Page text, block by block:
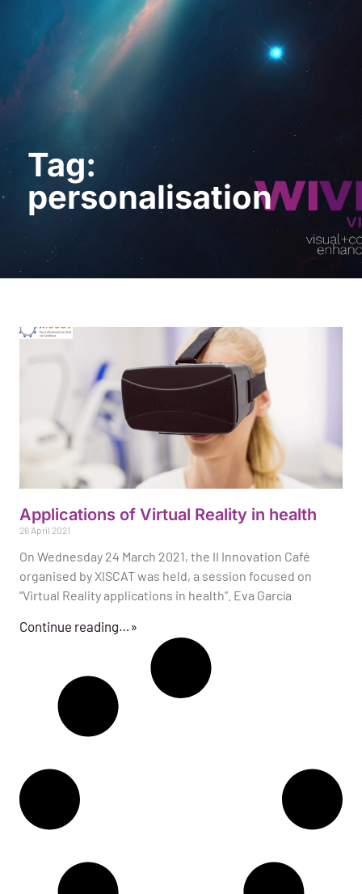
Request a Demo
Tag:
personalisation
Applications of Virtual Reality in health
26 April 2021
On Wednesday 24 March 2021, the II Innovation Café
organised by XISCAT was held, a session focused on
“Virtual Reality applications in health”. Eva García
Continue reading…»